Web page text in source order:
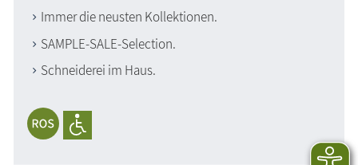
Immer die neusten Kollektionen.
SAMPLE-SALE-Selection.
Schneiderei im Haus.